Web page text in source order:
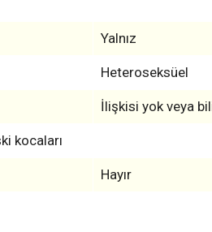
Yalnız
Heteroseksüel
İlişkisi yok veya
kocaları
Hayır